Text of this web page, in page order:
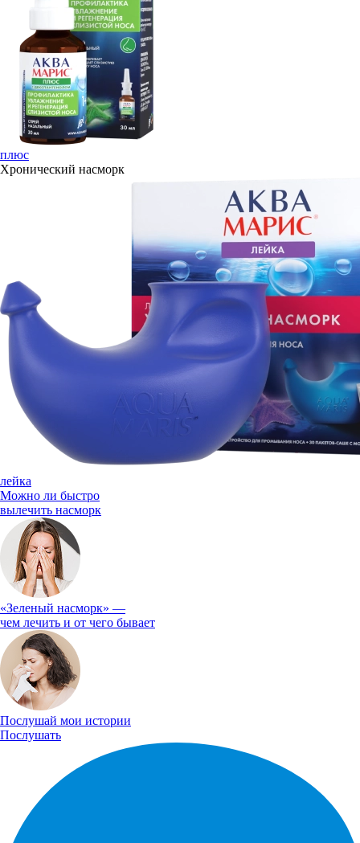
плюс
Хронический насморк
лейка
Можно ли быстро
вылечить насморк
«Зеленый насморк» —
чем лечить и от чего бывает
Послушай мои истории
Послушать